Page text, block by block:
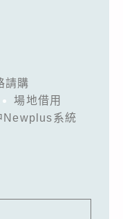
請購
場地借用
Newplus系統